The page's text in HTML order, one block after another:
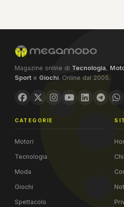
Magazine online di Tecnologia,
Sport e Giochi. Online dal 2005.
CATEGORIE
Motori
Tecnologia
Moda
Giochi
Spettacolo